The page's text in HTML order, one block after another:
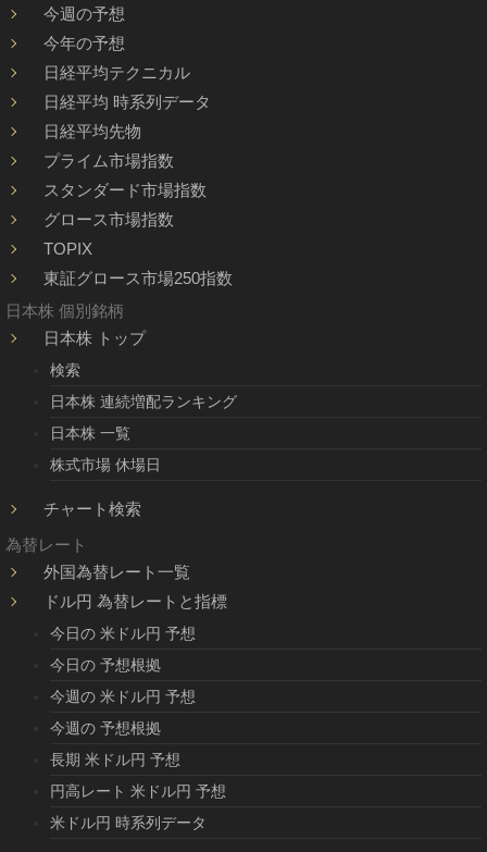
今週の予想
今年の予想
日経平均テクニカル
日経平均 時系列データ
日経平均先物
プライム市場指数
スタンダード市場指数
グロース市場指数
TOPIX
東証グロース市場250指数
日本株 個別銘柄
日本株 トップ
検索
日本株 連続増配ランキング
日本株 一覧
株式市場 休場日
チャート検索
為替レート
外国為替レート一覧
ドル円 為替レートと指標
今日の 米ドル円 予想
今日の 予想根拠
今週の 米ドル円 予想
今週の 予想根拠
長期 米ドル円 予想
円高レート 米ドル円 予想
米ドル円 時系列データ